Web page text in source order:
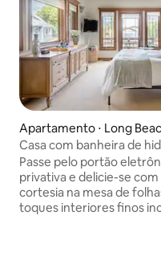
Apartamento ⋅ Long
Casa com banheira de
perto do mar
Passe pelo portão
privativa e delicie-se com
cortesia na mesa de
toques interiores finos